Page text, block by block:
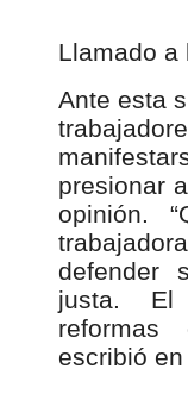
Llamado a
Ante esta
presionar
opinión.
defender
justa. El
escribió en